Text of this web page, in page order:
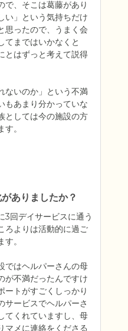
で、そこは葛藤があり
い」という気持ちだけ
思ったので、うまく会
てまではいかなくと
とはずっと考えて説得
ないのか」という不満
もあまり分かっていな
としては今の施設の方
。
ありましたか？
3回デイサービスに通う
ろよりは活動的に過ご
。
ではヘルパーさんの母
が不満だったんですけ
ートがすごくしっかり
サービスでヘルパーさ
てくれていますし、母
マメに連絡をくださる